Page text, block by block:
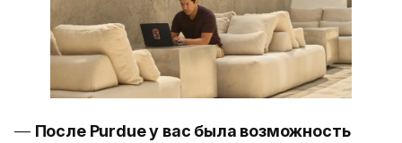
— После Purdue у вас была возможность